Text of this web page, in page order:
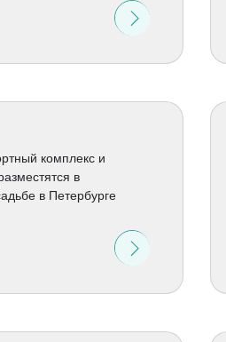
комплекс и
в
в Петербурге